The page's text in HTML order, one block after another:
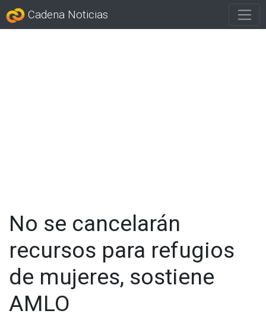
Cadena Noticias
No se cancelarán
recursos para refugios
de mujeres, sostiene
AMLO